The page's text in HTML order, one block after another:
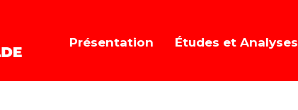
Présentation Études et Analyses